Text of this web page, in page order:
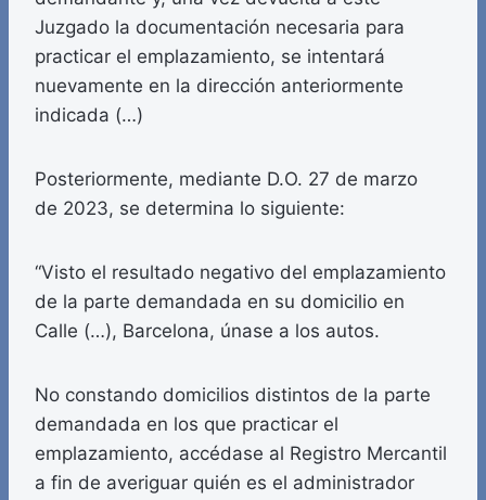
Juzgado la documentación necesaria para
practicar el emplazamiento, se intentará
nuevamente en la dirección anteriormente
indicada (…)
Posteriormente, mediante D.O. 27 de marzo
de 2023, se determina lo siguiente:
“Visto el resultado negativo del emplazamiento
de la parte demandada en su domicilio en
Calle (…), Barcelona, únase a los autos.
No constando domicilios distintos de la parte
demandada en los que practicar el
emplazamiento, accédase al Registro Mercantil
a fin de averiguar quién es el administrador